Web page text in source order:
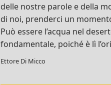
delle nostre parole e della
di noi, prenderci un
Può essere l’acqua nel
fondamentale, poiché è lì
Ettore Di Micco